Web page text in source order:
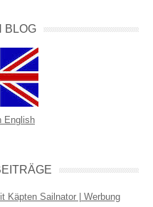
BLOG
English
Käpten Sailnator | Werbung